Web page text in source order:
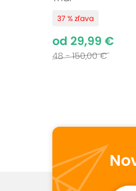
Prebuďte
vás zbavia
harmonizujú
9,6
37 % zľava
od 29,99 €
48 - 150,00 €